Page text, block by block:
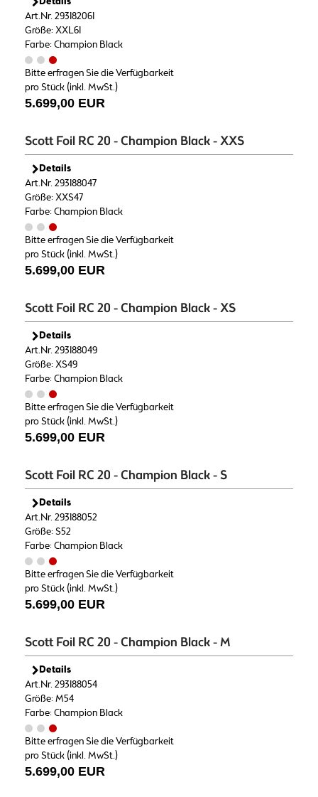
Art.Nr. 293182061
Größe: XXL61
Farbe: Champion Black
Bitte erfragen Sie die Verfügbarkeit
pro Stück (inkl. MwSt.)
5.699,00 EUR
Scott Foil RC 20 - Champion Black - XXS
Details
Art.Nr. 293188047
Größe: XXS47
Farbe: Champion Black
Bitte erfragen Sie die Verfügbarkeit
pro Stück (inkl. MwSt.)
5.699,00 EUR
Scott Foil RC 20 - Champion Black - XS
Details
Art.Nr. 293188049
Größe: XS49
Farbe: Champion Black
Bitte erfragen Sie die Verfügbarkeit
pro Stück (inkl. MwSt.)
5.699,00 EUR
Scott Foil RC 20 - Champion Black - S
Details
Art.Nr. 293188052
Größe: S52
Farbe: Champion Black
Bitte erfragen Sie die Verfügbarkeit
pro Stück (inkl. MwSt.)
5.699,00 EUR
Scott Foil RC 20 - Champion Black - M
Details
Art.Nr. 293188054
Größe: M54
Farbe: Champion Black
Bitte erfragen Sie die Verfügbarkeit
pro Stück (inkl. MwSt.)
5.699,00 EUR